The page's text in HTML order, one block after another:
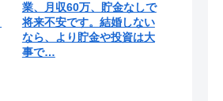
業、月収60万、貯金なしで
将来不安です。結婚しない
なら、より貯金や投資は大
事で…